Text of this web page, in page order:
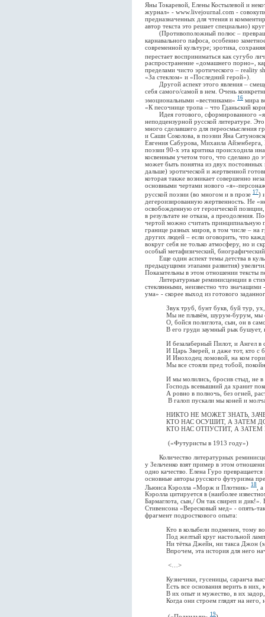
Яны Токаревой, Елены Костылевой и
журнал» - www.livejournal.com -
предназначенных для чтения и
автор текста это решает специально)
(Противоположный полюс –
карнавального пафоса, особенно
современной культуре; эротика,
перестает восприниматься как сугубо
распространение «домашнего порно»,
пределами чисто эротического – reality
«За стеклом» и «Последний герой»).
Другой аспект этого явления –
себя самого/самой в нем. Очень
эмоциональными «вестниками» 16 мира
«К песочнице тропа – что Гданьский
Идея готового, сформированного «я»
неподцензурной русской литературе.
много сделавшего для переосмысления
и Саши Соколова, в поэзии Яна
Евгения Сабурова, Михаила
поэзии 90-х эта критика происходила
косвенным учетом того, что сделано до
может быть понятна из двух
дальше) эротической и жертвенной
которая также возникает совершенно
основными чертами нового «я»-
русской поэзии (во многом и в прозе 17)
дегероизированную жертвенность. Не
освобожденную от героической
в результате не отказа, а преодоления.
чертой можно считать принципиальную
границе разных миров, в том числе – на
других людей – если оговорить, что
вокруг себя не только атмосферу, но и
особый метафизический,
Еще один аспект темы детства в
предыдущими этапами развития)
Показательны в этом отношении тексты
Литературные реминисценции в
стеклянными, неизвестно что
ума» - скорее выход из готового
Звук труб, бунт букв, буй тур, ух,
Мы не плывём, шурум-бурум, мы
О, бойся полиглота, сын, он в
В его груди заумный рык бушует,
И безалаберный Пилот, и Ангел в
И Царь Зверей, и даже тот, кто с
И Иноходец ломовой, на ком
Мы все стояли пред тобой,
И мы молились, бросив стыд, не в
Господь всевышний да хранит
А ровно в полночь, без огней,
В галоп пускали мы коней и молча
НИКТО НЕ МОЖЕТ ЗНАТЬ,
КТО НАС ОСУШИТ, А ЗАТЕМ ДО
КТО НАС ОТПУСТИТ, А ЗАТЕМ
(«Футуристы в 1913 году»)
Количество литературных
у Зельченко взят пример в этом
одно качество. Елена Гуро
основные авторы русского футуризма
Льюиса Кэролла «Морж и Плотник» 18
,
Кэролла цитируется в (наиболее
Бармаглота, сын,/ Он так свиреп и дик!».
Стивенсона «Вересковый мед» - опять-
фрагмент подросткового опыта:
Кто в колыбели подменен, тому
Под желтый круг настольной
Ни тётка Джейн, ни такса Джон
Впрочем, эта история для него
<…>
Кузнечики, гусеницы, саранча
Есть все основания верить в них,
В их опыт и мужество, в их задор,
Когда они строем глядят на него, не
19